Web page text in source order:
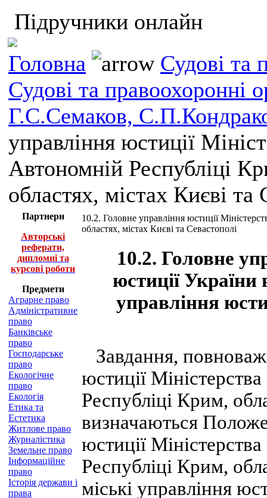
Підручники онлайн
Головна
Судові та
Судові та правоохоронні
Г.С.Семаков,
управління юстиції
Автономній Республіці
областях, містах Києві та
Партнери
Авторські
реферати,
дипломні та
курсові роботи
Предмети
Аграрне право
Адміністративне
право
Банківське
право
Господарське
право
Екологічне
право
Екологія
Етика та
Естетика
Житлове право
Журналістика
Земельне право
Інформаційне
право
Історія держави і
права
10.2. Головне управління юстиції
областях, містах Києві та Севастополі
10.2. Головне
юстиції
управління
Завдання,
юстиції
Республіці Крим,
визначаються
юстиції
Республіці Крим,
міські управління